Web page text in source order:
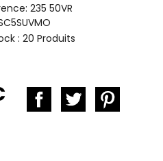
235 50VR
:20 Produits